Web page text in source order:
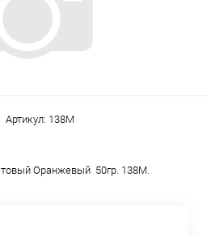
Артикул: 138М
Оранжевый 50гр. 138М.